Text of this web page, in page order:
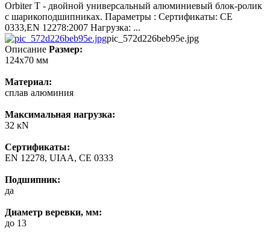
Orbiter T - двойной универсальный алюминиевый блок-ролик
с шарикоподшипниках. Параметры : Сертификаты: CE
0333,EN 12278:2007 Нагрузка: ...
pic_572d226beb95e.jpg
Описание Размер:
124x70 мм
Материал:
сплав алюминия
Максимальная нагрузка:
32 кN
Сертификаты:
EN 12278, UIAA, CE 0333
Подшипник:
да
Диаметр веревки, мм:
до 13